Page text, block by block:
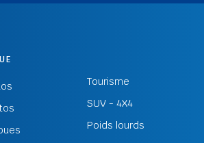
Tourisme
SUV - 4X4
Poids lourds